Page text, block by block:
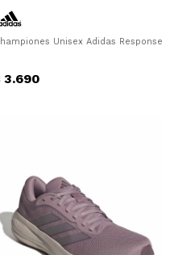
Trainer W Adidas - Lila
Unisex Adidas Response
3.690